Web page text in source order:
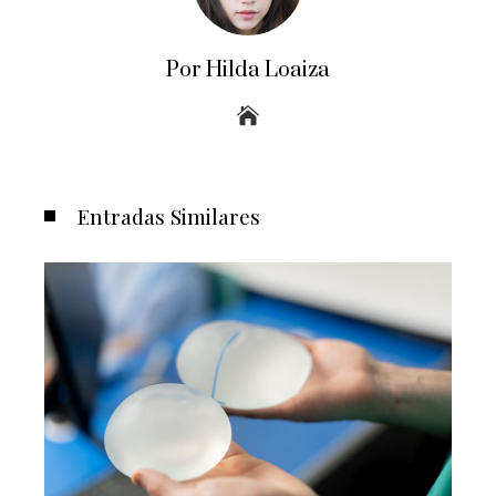
Por Hilda Loaiza
Entradas Similares